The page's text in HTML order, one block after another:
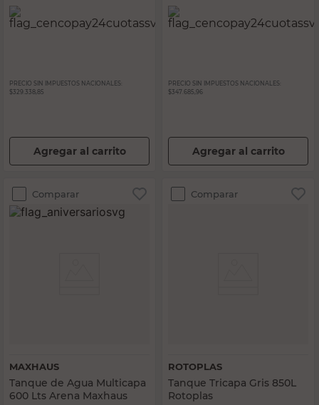
PRECIO SIN IMPUESTOS NACIONALES:
$329.338,85
Agregar al carrito
PRECIO SIN IMPUESTOS NACIONALES:
$347.685,96
Agregar al carrito
Comparar
MAXHAUS
Tanque de Agua Multicapa
600 Lts Arena Maxhaus
Comparar
ROTOPLAS
Tanque Tricapa Gris 850L
Rotoplas